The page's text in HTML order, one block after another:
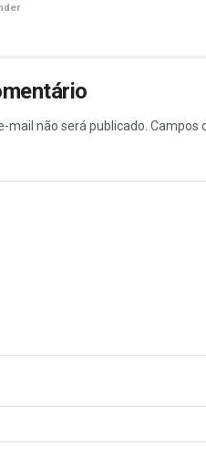
mail não será publicado. Campos